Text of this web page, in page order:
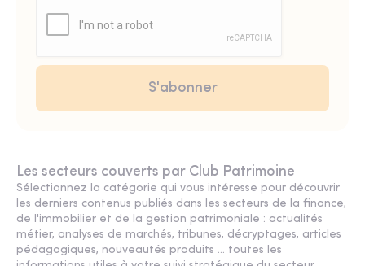
Les secteurs couverts par Club Patrimoine
Sélectionnez la catégorie qui vous intéresse pour découvrir
les derniers contenus publiés dans les secteurs de la finance,
de l'immobilier et de la gestion patrimoniale : actualités
métier, analyses de marchés, tribunes, décryptages, articles
pédagogiques, nouveautés produits ... toutes les